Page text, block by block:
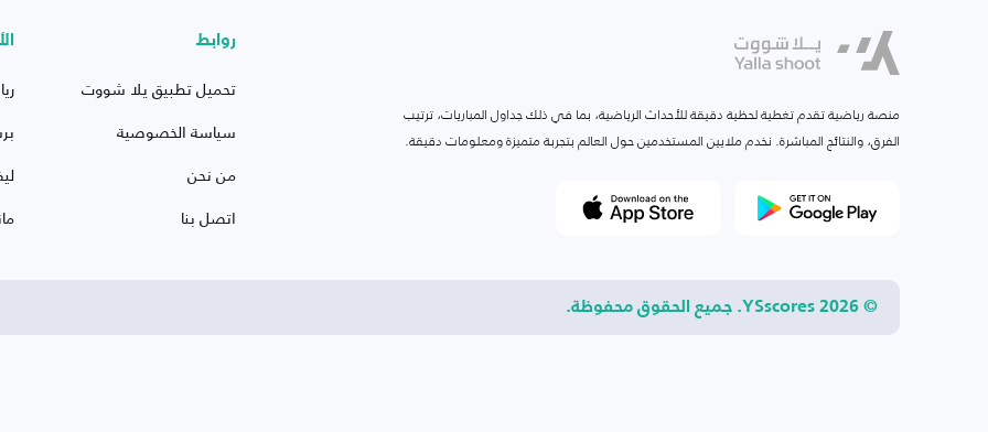
منصة رياضية تقدم تغطية لحظية دقيقة للأحداث الرياضية، بما في ذلك جداول المباريات، ترتيب
الفرق، والنتائج المباشرة. نخدم ملايين المستخدمين حول العالم بتجربة متميزة ومعلومات دقيقة.
روابط
تحميل تطبيق يلا شووت
سياسة الخصوصية
من نحن
اتصل بنا
© 2026 YSscores. جميع الحقوق محفوظة.